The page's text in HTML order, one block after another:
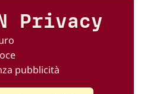
Privacy
pubblicità